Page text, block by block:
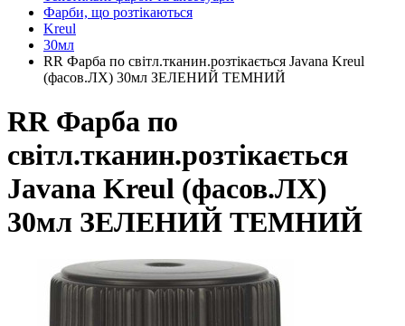
Фарби, що розтікаються
Kreul
30мл
RR Фарба по світл.тканин.розтікається Javana Kreul
(фасов.ЛХ) 30мл ЗЕЛЕНИЙ ТЕМНИЙ
RR Фарба по
світл.тканин.розтікається
Javana Kreul (фасов.ЛХ)
30мл ЗЕЛЕНИЙ ТЕМНИЙ